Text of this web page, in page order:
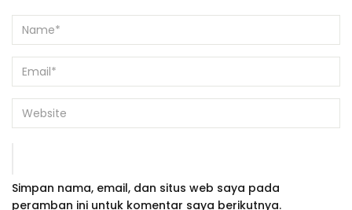
Simpan nama, email, dan situs web saya pada
peramban ini untuk komentar saya berikutnya.